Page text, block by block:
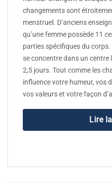
changements sont
menstruel. D’anciens
qu’une femme possède 11
parties spécifiques du corps.
se concentre dans un centre
2,5 jours. Tout comme les
influence votre humeur, vos
vos valeurs et votre façon
Lire